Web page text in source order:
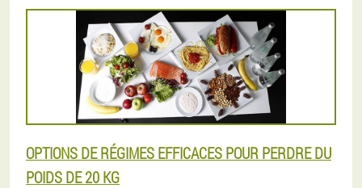
OPTIONS DE RÉGIMES EFFICACES POUR PERDRE DU
POIDS DE 20 KG